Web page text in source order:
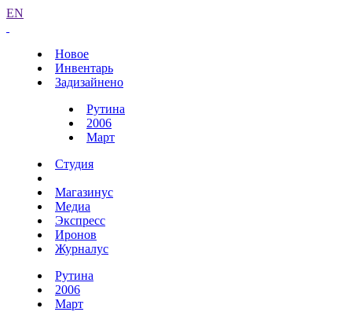
EN
Новое
Инвентарь
Задизайнено
Рутина
2006
Март
Студия
Магазинус
Медиа
Экспресс
Иронов
Журналус
Рутина
2006
Март